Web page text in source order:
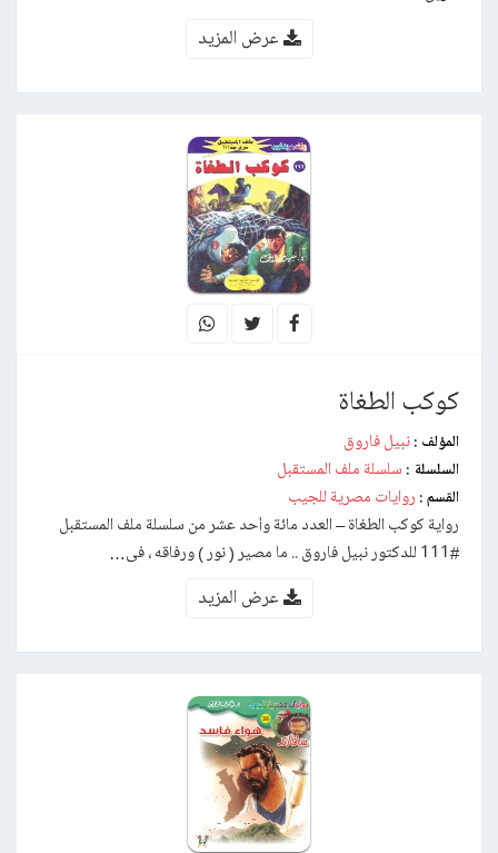
عرض المزيد
كوكب الطغاة
المؤلف : نبيل فاروق
السلسلة : سلسلة ملف المستقبل
القسم : روايات مصرية للجيب
رواية كوكب الطغاة – العدد مائة وأحد عشر من سلسلة ملف المستقبل
#111 للدكتور نبيل فاروق .. ما مصير ( نور ) ورفاقه ، فى…
عرض المزيد